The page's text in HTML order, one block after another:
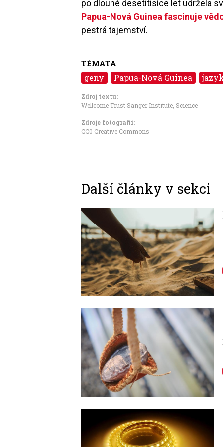
po dlouhé desetitisíce let udržela
Papua-Nová Guinea fascinuje
pestrá tajemství.
TÉMATA
geny Papua-Nová Guinea
Zdroj textu:
Wellcome Trust Sanger Institute, Science
Zdroje fotografii:
CC0 Creative Commons
Další články v sekci
Image
Image